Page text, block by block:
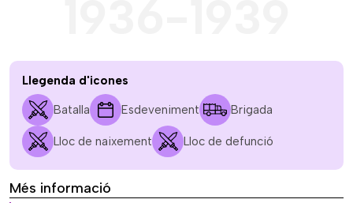
Llegenda d'icones
Batalla Esdeveniment Brigada
Lloc de naixement Lloc de defunció
Més informació